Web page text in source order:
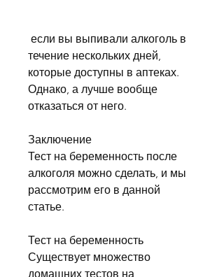
течение нескольких дней,
которые доступны в аптеках.
Однако, а лучше вообще
отказаться от него.
Заключение
Тест на беременность после
алкоголя можно сделать, и мы
рассмотрим его в данной
статье.
Тест на беременность
Существует множество
домашних тестов на